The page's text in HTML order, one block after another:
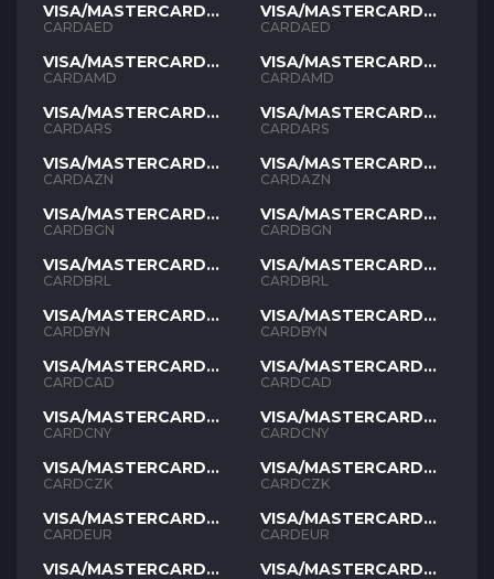
VISA/MASTERCARD
AED
CARDAED
VISA/MASTERCARD
AMD
CARDAMD
VISA/MASTERCARD
ARS
CARDARS
VISA/MASTERCARD
AZN
CARDAZN
VISA/MASTERCARD
BGN
CARDBGN
VISA/MASTERCARD
BRL
CARDBRL
VISA/MASTERCARD
BYN
CARDBYN
VISA/MASTERCARD
CAD
CARDCAD
VISA/MASTERCARD
CNY
CARDCNY
VISA/MASTERCARD
CZK
CARDCZK
VISA/MASTERCARD
EUR
CARDEUR
VISA/MASTERCARD
VISA/MASTERCARD
AED
CARDAED
VISA/MASTERCARD
AMD
CARDAMD
VISA/MASTERCARD
ARS
CARDARS
VISA/MASTERCARD
AZN
CARDAZN
VISA/MASTERCARD
BGN
CARDBGN
VISA/MASTERCARD
BRL
CARDBRL
VISA/MASTERCARD
BYN
CARDBYN
VISA/MASTERCARD
CAD
CARDCAD
VISA/MASTERCARD
CNY
CARDCNY
VISA/MASTERCARD
CZK
CARDCZK
VISA/MASTERCARD
EUR
CARDEUR
VISA/MASTERCARD